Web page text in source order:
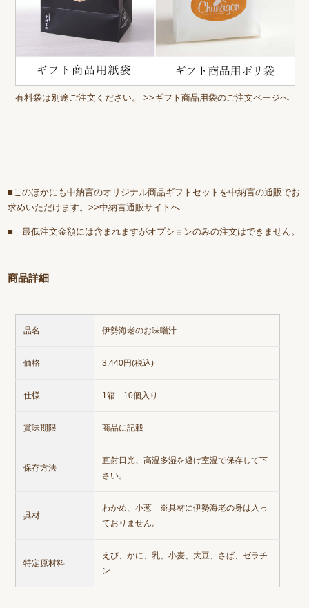
有料袋は別途ご注文ください。 >>ギフト商品用袋のご注文ページへ
■このほかにも中納言のオリジナル商品ギフトセットを中納言の通販でお
求めいただけます。>>中納言通販サイトへ
■ 最低注文金額には含まれますがオプションのみの注文はできません。
商品詳細
品名 伊勢海老のお味噌汁
価格 3,440円(税込)
仕様 1箱 10個入り
賞味期限 商品に記載
保存方法
直射日光、高温多湿を避け室温で保存して下
さい。
具材
わかめ、小葱 ※具材に伊勢海老の身は入っ
ておりません。
特定原材料
えび、かに、乳、小麦、大豆、さば、ゼラチ
ン